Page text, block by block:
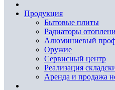
Продукция
Бытовые плиты
Радиаторы
Алюминиевый
Оружие
Сервисный центр
Реализация
Аренда и продажа